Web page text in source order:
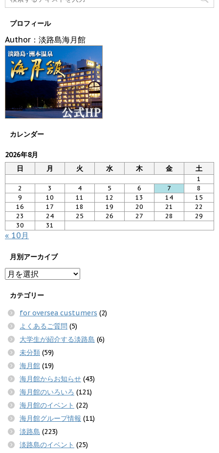
プロフィール
Author：淡路島海月館
カレンダー
2026年8月
日
月 火 水 木 金 土
1
2
3 4 5 6 7
8
9
10 11 12 13 14
15
16
17 18 19 20 21
22
23
24 25 26 27 28
29
30
31
« 10月
月別アーカイブ
カテゴリー
for oversea custumers (2)
よくあるご質問 (5)
大学生が紹介する淡路島 (6)
未分類 (59)
海月館 (19)
海月館からお知らせ (43)
海月館のいろいろ (121)
海月館のイベント (22)
海月館グループ情報 (11)
淡路島 (223)
淡路島のイベント (25)